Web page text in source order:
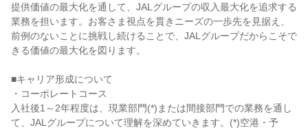
提供価値の最大化を通して、JALグループの収入最大化を追求する
業務を担います。お客さま視点を貫きニーズの一歩先を見据え、
前例のないことに挑戦し続けることで、JALグループだからこそで
きる価値の最大化を図ります。
■キャリア形成について
・コーポレートコース
入社後1～2年程度は、現業部門(*)または間接部門での業務を通し
て、JALグループについて理解を深めていきます。(*)空港・予